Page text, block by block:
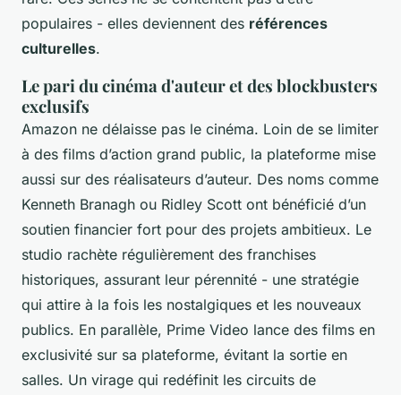
populaires - elles deviennent des références
culturelles.
Le pari du cinéma d'auteur et des blockbusters
exclusifs
Amazon ne délaisse pas le cinéma. Loin de se limiter
à des films d’action grand public, la plateforme mise
aussi sur des réalisateurs d’auteur. Des noms comme
Kenneth Branagh ou Ridley Scott ont bénéficié d’un
soutien financier fort pour des projets ambitieux. Le
studio rachète régulièrement des franchises
historiques, assurant leur pérennité - une stratégie
qui attire à la fois les nostalgiques et les nouveaux
publics. En parallèle, Prime Video lance des films en
exclusivité sur sa plateforme, évitant la sortie en
salles. Un virage qui redéfinit les circuits de